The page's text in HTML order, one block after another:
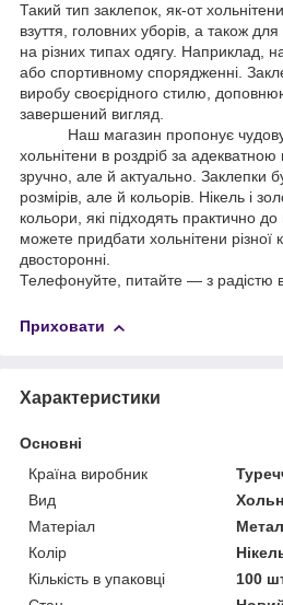
Такий тип заклепок, як-от
взуття, головних уборів, а також
на різних типах одягу. Наприклад,
або спортивному спорядженні.
виробу своєрідного стилю,
завершений вигляд.
Наш магазин пропонує чудову
хольнітени в роздріб за адекватною
зручно, але й актуально. Заклепки
розмірів, але й кольорів. Нікель і
кольори, які підходять практично до
можете придбати хольнітени різної
двосторонні.
Телефонуйте, питайте — з радістю
Приховати
Характеристики
Основні
Країна виробник
Вид
Матеріал
Метал
Колір
Кількість в упаковці
100